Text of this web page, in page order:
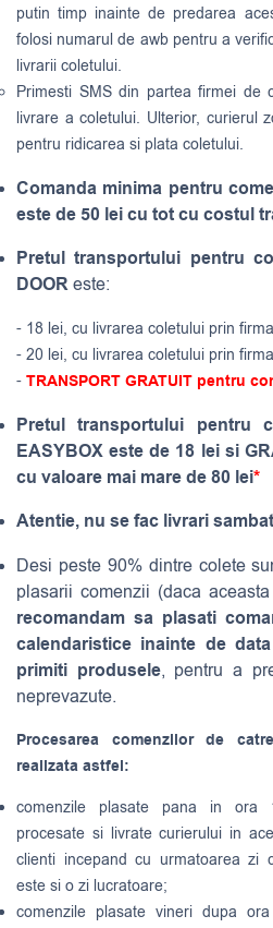
putin timp inainte de predarea
folosi numarul de awb pentru a
livrarii coletului.
Primesti SMS din partea firmei de
livrare a coletului. Ulterior, curierul
pentru ridicarea si plata coletului.
Comanda minima pentru
este de 50 lei cu tot cu costul
Pretul transportului pentru
DOOReste:
- 18 lei, cu livrarea coletului prin
- 20 lei, cu livrarea coletului prin
- TRANSPORT GRATUIT pentru
Pretul transportului pentru
EASYBOX este de 18 lei si
cu valoare mai mare de 80 lei*
Atentie, nu se fac livrari
Desi peste 90% dintre colete
plasarii comenzii (daca
recomandam sa plasati
calendaristice inainte de
primiti produsele, pentru a
neprevazute.
Procesarea comenzilor de
realizata astfel:
comenzile plasate pana in ora
procesate si livrate curierului in
clienti incepand cu urmatoarea zi
este si o zi lucratoare;
comenzile plasate vineri dupa